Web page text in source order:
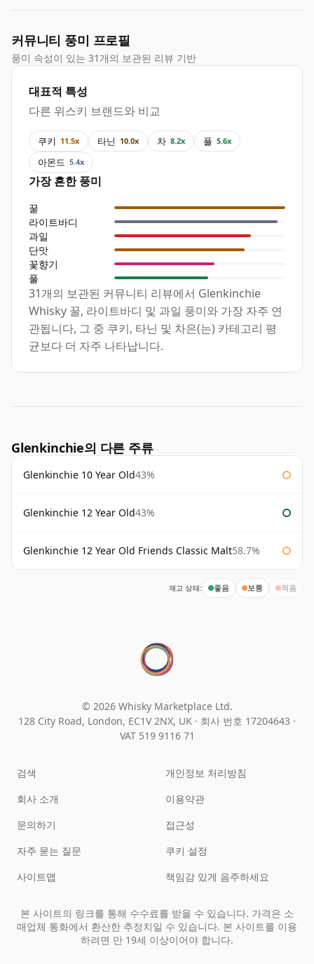
커뮤니티 풍미 프로필
풍미 속성이 있는 31개의 보관된 리뷰 기반
대표적 특성
다른 위스키 브랜드와 비교
쿠키 11.5x 타닌 10.0x 차 8.2x 풀 5.6x
아몬드 5.4x
가장 흔한 풍미
꿀
라이트바디
과일
단맛
꽃향기
풀
31개의 보관된 커뮤니티 리뷰에서 Glenkinchie
Whisky 꿀, 라이트바디 및 과일 풍미와 가장 자주 연
관됩니다, 그 중 쿠키, 타닌 및 차은(는) 카테고리 평
균보다 더 자주 나타납니다.
Glenkinchie의 다른 주류
Glenkinchie 10 Year Old43%
Glenkinchie 12 Year Old43%
Glenkinchie 12 Year Old Friends Classic Malt58.7%
재고 상태: 좋음 보통 적음
© 2026 Whisky Marketplace Ltd.
128 City Road, London, EC1V 2NX, UK · 회사 번호 17204643 ·
VAT 519 9116 71
검색
회사 소개
문의하기
자주 묻는 질문
사이트맵
개인정보 처리방침
이용약관
접근성
쿠키 설정
책임감 있게 음주하세요
본 사이트의 링크를 통해 수수료를 받을 수 있습니다. 가격은 소
매업체 통화에서 환산한 추정치일 수 있습니다. 본 사이트를 이용
하려면 만 19세 이상이어야 합니다.